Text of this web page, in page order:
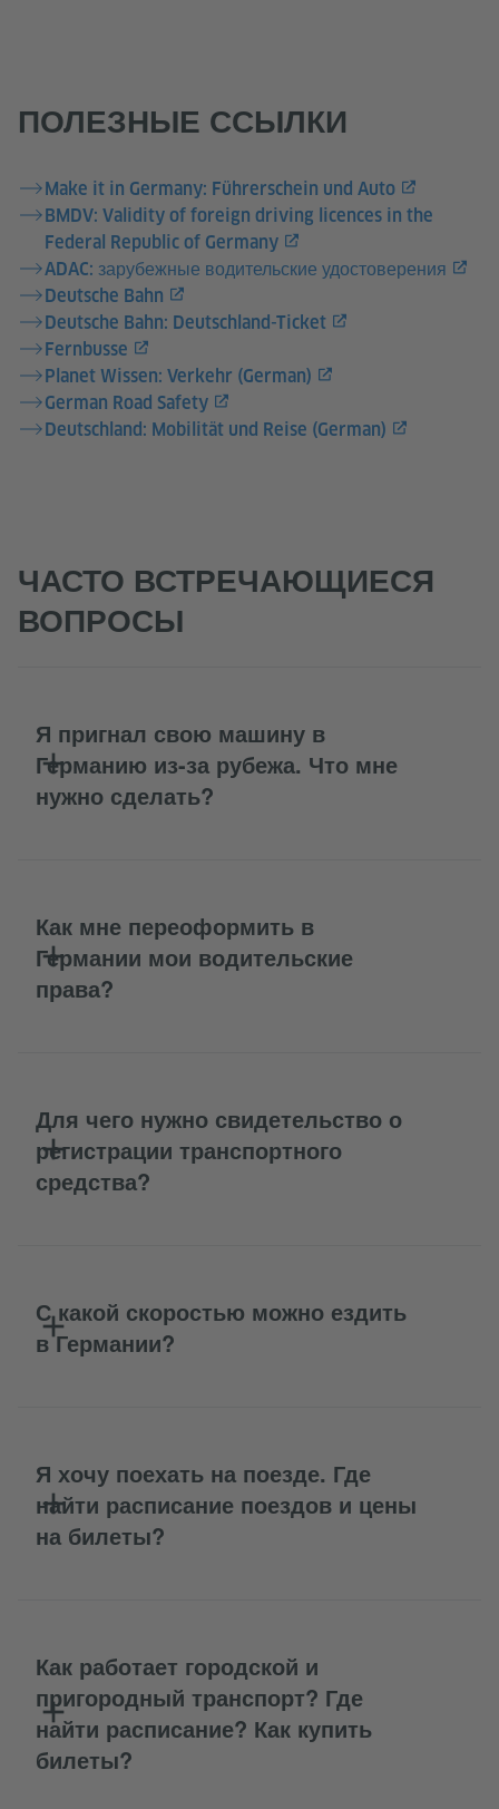
ПОЛЕЗНЫЕ ССЫЛКИ
Make it in Germany: Führerschein und Auto
BMDV: Validity of foreign driving licences in the
Federal Republic of Germany
ADAC: зарубежные водительские удостоверения
Deutsche Bahn
Deutsche Bahn: Deutschland-Ticket
Fernbusse
Planet Wissen: Verkehr (German)
German Road Safety
Deutschland: Mobilität und Reise (German)
ЧАСТО ВСТРЕЧАЮЩИЕСЯ
ВОПРОСЫ
Я пригнал свою машину в
Германию из-за рубежа. Что мне
нужно сделать?
Как мне переоформить в
Германии мои водительские
права?
Для чего нужно свидетельство о
регистрации транспортного
средства?
С какой скоростью можно ездить
в Германии?
Я хочу поехать на поезде. Где
найти расписание поездов и цены
на билеты?
Как работает городской и
пригородный транспорт? Где
найти расписание? Как купить
билеты?